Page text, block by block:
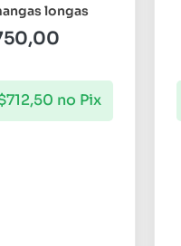
longas
712,50 no Pix